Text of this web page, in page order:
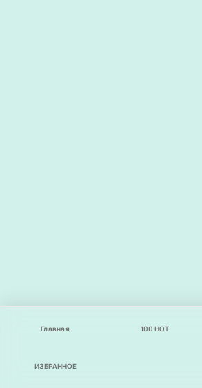
Главная 100 НОТ
ИЗБРАННОЕ